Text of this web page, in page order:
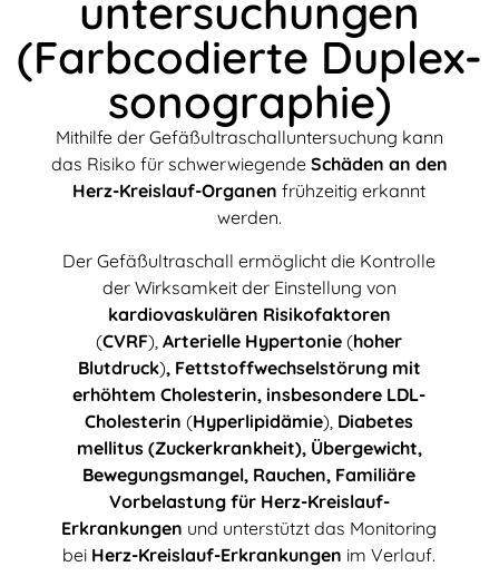
untersuchungen
(Farbcodierte Duplex­
sonographie)
Mithilfe der Gefäßultraschalluntersuchung kann
das Risiko für schwerwiegende Schäden an den
Herz-Kreislauf-Organenfrühzeitig erkannt
werden.
Der Gefäßultraschall ermöglicht die Kontrolle
der Wirksamkeit der Einstellung von
kardiovaskulären Risikofaktoren
(CVRF),Arterielle Hypertonie(hoher
Blutdruck), Fettstoffwechselstörung mit
erhöhtem Cholesterin, insbesondere LDL-
Cholesterin(Hyperlipidämie), Diabetes
mellitus (Zuckerkrankheit), Übergewicht,
Bewegungsmangel, Rauchen, Familiäre
Vorbelastung für Herz-Kreislauf-
Erkrankungen und unterstützt das Monitoring
bei Herz-Kreislauf-Erkrankungen im Verlauf.